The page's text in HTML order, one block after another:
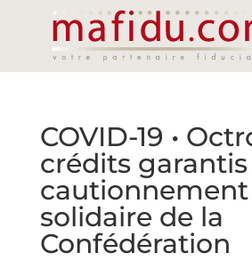
COVID-19 •
crédits
cautionnement
solidaire de la
Confédération